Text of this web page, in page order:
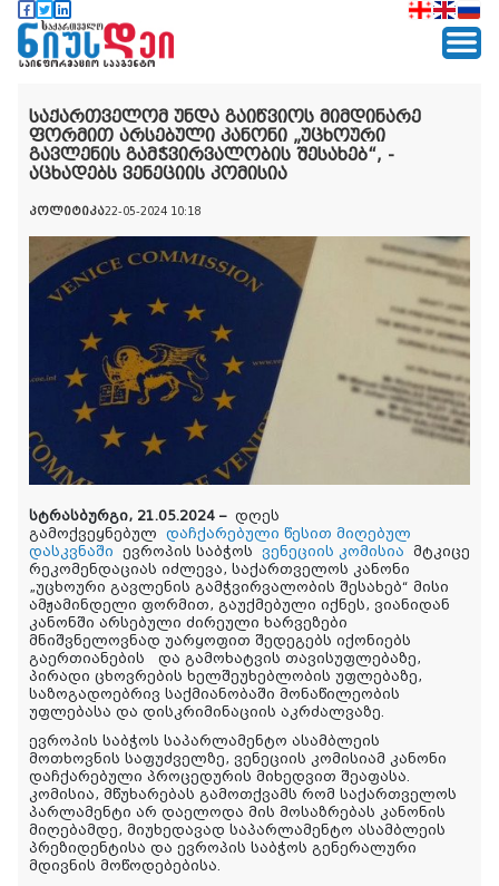
საქართველომ უნდა გაიწვიოს მიმდინარე
ფორმით არსებული კანონი „უცხოური
გავლენის გამჭვირვალობის შესახებ“, -
აცხადებს ვენეციის კომისია
პოლიტიკა22-05-2024 10:18
სტრასბურგი, 21.05.2024 – დღეს
გამოქვეყნებულ დაჩქარებული წესით მიღებულ
დასკვნაში ევროპის საბჭოს ვენეციის კომისია მტკიცე
რეკომენდაციას იძლევა, საქართველოს კანონი
„უცხოური გავლენის გამჭვირვალობის შესახებ“ მისი
ამჟამინდელი ფორმით, გაუქმებული იქნეს, ვიანიდან
კანონში არსებული ძირეული ხარვეზები
მნიშვნელოვნად უარყოფით შედეგებს იქონიებს
გაერთიანების და გამოხატვის თავისუფლებაზე,
პირადი ცხოვრების ხელშეუხებლობის უფლებაზე,
საზოგადოებრივ საქმიანობაში მონაწილეობის
უფლებასა და დისკრიმინაციის აკრძალვაზე.
ევროპის საბჭოს საპარლამენტო ასამბლეის
მოთხოვნის საფუძველზე, ვენეციის კომისიამ კანონი
დაჩქარებული პროცედურის მიხედვით შეაფასა.
კომისია, მწუხარებას გამოთქვამს რომ საქართველოს
პარლამენტი არ დაელოდა მის მოსაზრებას კანონის
მიღებამდე, მიუხედავად საპარლამენტო ასამბლეის
პრეზიდენტისა და ევროპის საბჭოს გენერალური
მდივნის მოწოდებებისა.